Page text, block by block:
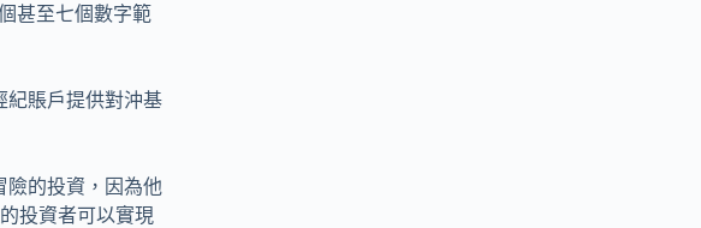
甚至七個數字範
紀賬戶提供對沖基
險的投資，因為他
投資者可以實現